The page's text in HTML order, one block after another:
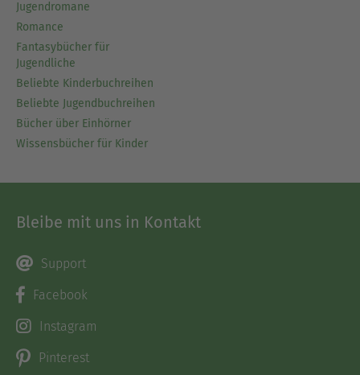
Jugendromane
Romance
Fantasybücher für
Jugendliche
Beliebte Kinderbuchreihen
Beliebte Jugendbuchreihen
Bücher über Einhörner
Wissensbücher für Kinder
Bleibe mit uns in Kontakt
Support
Facebook
Instagram
Pinterest